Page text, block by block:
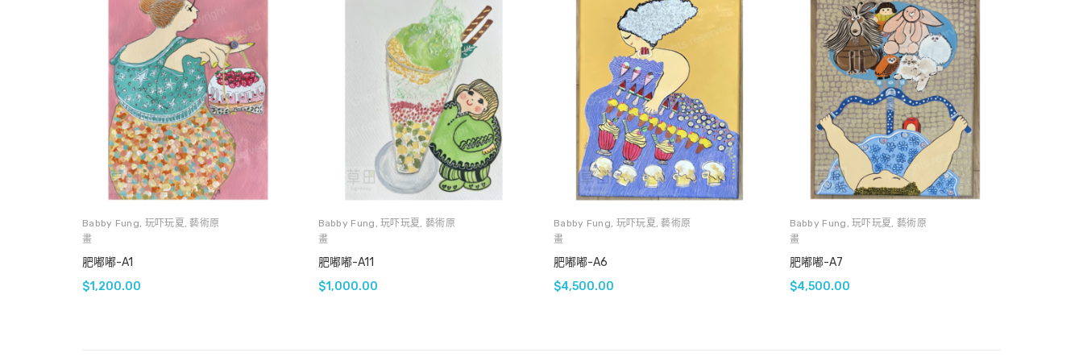
Babby Fung, 玩吓玩夏 , 藝術原
畫
肥嘟嘟-A1
$1,200.00
Babby Fung ,玩吓玩夏 , 藝術原
畫
肥嘟嘟-A11
$1,000.00
Babby Fung, 玩吓玩夏 , 藝術原
畫
肥嘟嘟-A6
$4,500.00
Babby Fung ,玩吓玩夏 , 藝術原
畫
肥嘟嘟-A7
$4,500.00